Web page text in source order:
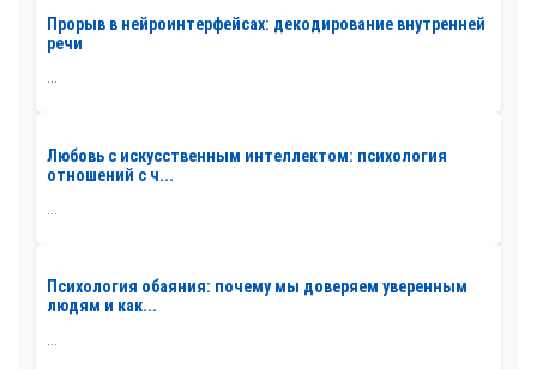
Прорыв в нейроинтерфейсах: декодирование внутренней
речи
...
Любовь с искусственным интеллектом: психология
отношений с ч...
Психология обаяния: почему мы доверяем уверенным
людям и как...
...